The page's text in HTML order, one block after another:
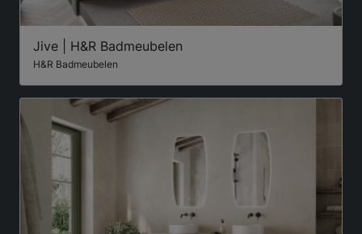
Jive | H&R Badmeubelen
H&R Badmeubelen